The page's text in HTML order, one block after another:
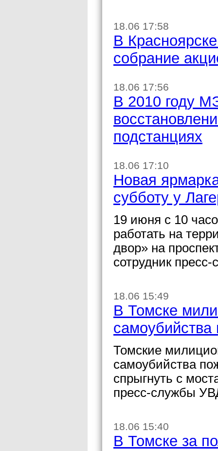
18.06 17:58
В
собрание
18.06 17:56
В 2010 году
подстанциях
18.06 17:10
Новая
субботу у
19 июня с 10
работать на
двор» на
сотрудник
18.06 15:49
В Томске
Томские
самоубийства
спрыгнуть с
пресс-службы
18.06 15:40
В Томске за